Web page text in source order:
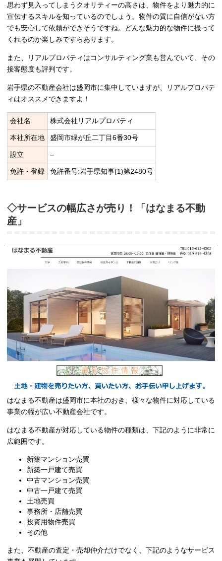
思わず見入ってしまうクオリティーの高さは、物件をより魅力的に
宣伝するスキルを知っているのでしょう。物件の質に自信がない方
でも安心して依頼ができそうですね。どんな魅力的な物件に撮って
くれるのか楽しみですらあります。
また、リアルプロパティはコンサルティング業も営んでいて、その
接客態度も評判です。
岩手県の不動産会社は盛岡市に集中していますが、リアルプロパテ
ィはオススメできますよ！
会社名 株式会社リアルプロパティ
本社所在地 盛岡市緑が丘二丁目6番30号
設立 –
免許・登録 免許番号:岩手県知事(1)第2480号
◇サービスの幅広さが売り！「はなまる不動
産」
はなまる不動産は盛岡市に本社のおき、様々な物件に対応している
事業の幅が広い不動産会社です。
はなまる不動産が対応している物件の種類は、下記のように非常に
広範囲です。
新築マンション売買
新築一戸建て売買
中古マンション売買
中古一戸建て売買
土地売買
事務所・店舗売買
投資用物件売買
その他
また、不動産の査定・売却仲介だけでなく、下記のようなサービス